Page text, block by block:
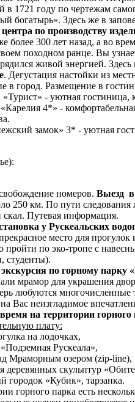
в 1721 году по чертежам
богатырь». Здесь же в
по производству
более 300 лет назад, а во
походном ранце. Вы
живой энергией.
. Дегустация настойки из
в город. Размещение в
- уютная гостиница,
4*» -
замок» 3* - уютная
номеров. Выезд в
250 км. По пути
скал. Путевая информация.
у Рускеальских
место для
пройти по эко-тропе с
студенты).
по горному парку
мрамор для украшения
любуются
Вас неизгладимое
на территории горного
плату:
на лодочках,
Рускеала»,
Мраморным озером (zip-line),
деревянных скульптур
городок «Кубик», тарзанка.
горного парка есть